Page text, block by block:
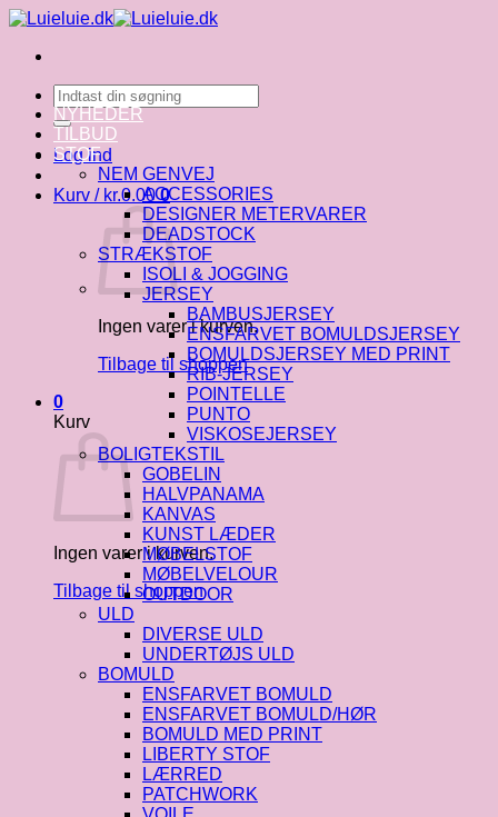
Fortsæt
indhold
Søg
efter:
Log ind
Kurv / kr.0.00 0
Ingen varer i kurven.
Tilbage til shoppen
0
Kurv
Ingen varer i kurven.
Tilbage til shoppen
NYHEDER
TILBUD
STOF
NEM GENVEJ
ACCESSORIES
DESIGNER METERVARER
DEADSTOCK
STRÆKSTOF
ISOLI & JOGGING
JERSEY
BAMBUSJERSEY
ENSFARVET BOMULDSJERSEY
BOMULDSJERSEY MED PRINT
RIB-JERSEY
POINTELLE
PUNTO
VISKOSEJERSEY
BOLIGTEKSTIL
GOBELIN
HALVPANAMA
KANVAS
KUNST LÆDER
MØBELSTOF
MØBELVELOUR
OUTDOOR
ULD
DIVERSE ULD
UNDERTØJS ULD
BOMULD
ENSFARVET BOMULD
ENSFARVET BOMULD/HØR
BOMULD MED PRINT
LIBERTY STOF
LÆRRED
PATCHWORK